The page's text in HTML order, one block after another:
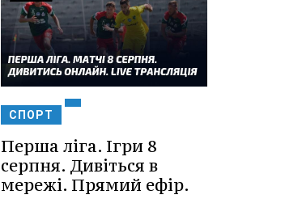
СПОРТ
Перша ліга. Ігри 8
серпня. Дивіться в
мережі. Прямий ефір.